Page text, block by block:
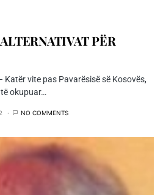
PËR
vite pas Pavarësisë së Kosovës,
okupuar…
NO COMMENTS